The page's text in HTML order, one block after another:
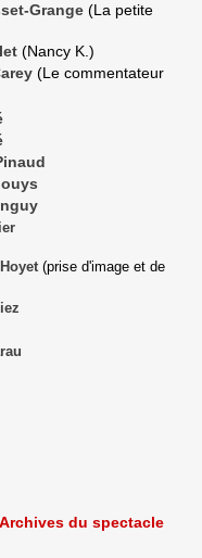
Grange (La petite
(Nancy K.)
(Le commentateur
(prise d'image et de
du spectacle